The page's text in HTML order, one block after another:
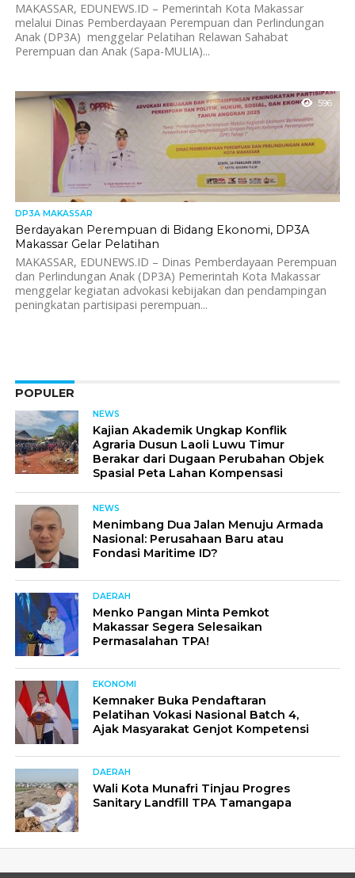
MAKASSAR, EDUNEWS.ID – Pemerintah Kota Makassar
melalui Dinas Pemberdayaan Perempuan dan Perlindungan
Anak (DP3A) menggelar Pelatihan Relawan Sahabat
Perempuan dan Anak (Sapa-MULIA)...
596
DP3A MAKASSAR
Berdayakan Perempuan di Bidang Ekonomi, DP3A
Makassar Gelar Pelatihan
MAKASSAR, EDUNEWS.ID – Dinas Pemberdayaan Perempuan
dan Perlindungan Anak (DP3A) Pemerintah Kota Makassar
menggelar kegiatan advokasi kebijakan dan pendampingan
peningkatan partisipasi perempuan...
POPULER
NEWS
Kajian Akademik Ungkap Konflik
Agraria Dusun Laoli Luwu Timur
Berakar dari Dugaan Perubahan Objek
Spasial Peta Lahan Kompensasi
NEWS
Menimbang Dua Jalan Menuju Armada
Nasional: Perusahaan Baru atau
Fondasi Maritime ID?
DAERAH
Menko Pangan Minta Pemkot
Makassar Segera Selesaikan
Permasalahan TPA!
EKONOMI
Kemnaker Buka Pendaftaran
Pelatihan Vokasi Nasional Batch 4,
Ajak Masyarakat Genjot Kompetensi
DAERAH
Wali Kota Munafri Tinjau Progres
Sanitary Landfill TPA Tamangapa